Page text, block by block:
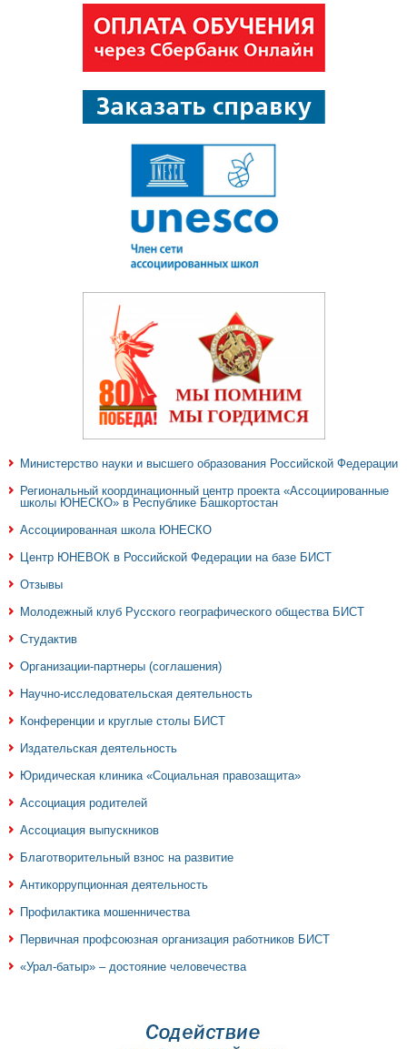
Министерство науки и высшего образования Российской Федерации
Региональный координационный центр проекта «Ассоциированные
школы ЮНЕСКО» в Республике Башкортостан
Ассоциированная школа ЮНЕСКО
Центр ЮНЕВОК в Российской Федерации на базе БИСТ
Отзывы
Молодежный клуб Русского географического общества БИСТ
Студактив
Организации-партнеры (соглашения)
Научно-исследовательская деятельность
Конференции и круглые столы БИСТ
Издательская деятельность
Юридическая клиника «Социальная правозащита»
Ассоциация родителей
Ассоциация выпускников
Благотворительный взнос на развитие
Антикоррупционная деятельность
Профилактика мошенничества
Первичная профсоюзная организация работников БИСТ
«Урал-батыр» – достояние человечества